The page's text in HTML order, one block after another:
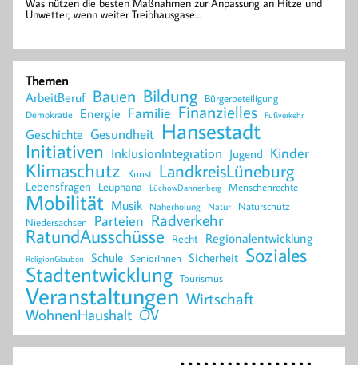
Was nützen die besten Maßnahmen zur Anpassung an Hitze und
Unwetter, wenn weiter Treibhausgase…
Themen
ArbeitBeruf Bauen Bildung Bürgerbeteiligung
Demokratie Energie Familie Finanzielles Fußverkehr
Geschichte Gesundheit Hansestadt
Initiativen InklusionIntegration Jugend Kinder
Klimaschutz Kunst LandkreisLüneburg
Lebensfragen Leuphana LüchowDannenberg Menschenrechte
Mobilität Musik Naherholung Natur Naturschutz
Niedersachsen Parteien Radverkehr
RatundAusschüsse Recht Regionalentwicklung
ReligionGlauben Schule SeniorInnen Sicherheit Soziales
Stadtentwicklung Tourismus
Veranstaltungen Wirtschaft
WohnenHaushalt ÖV